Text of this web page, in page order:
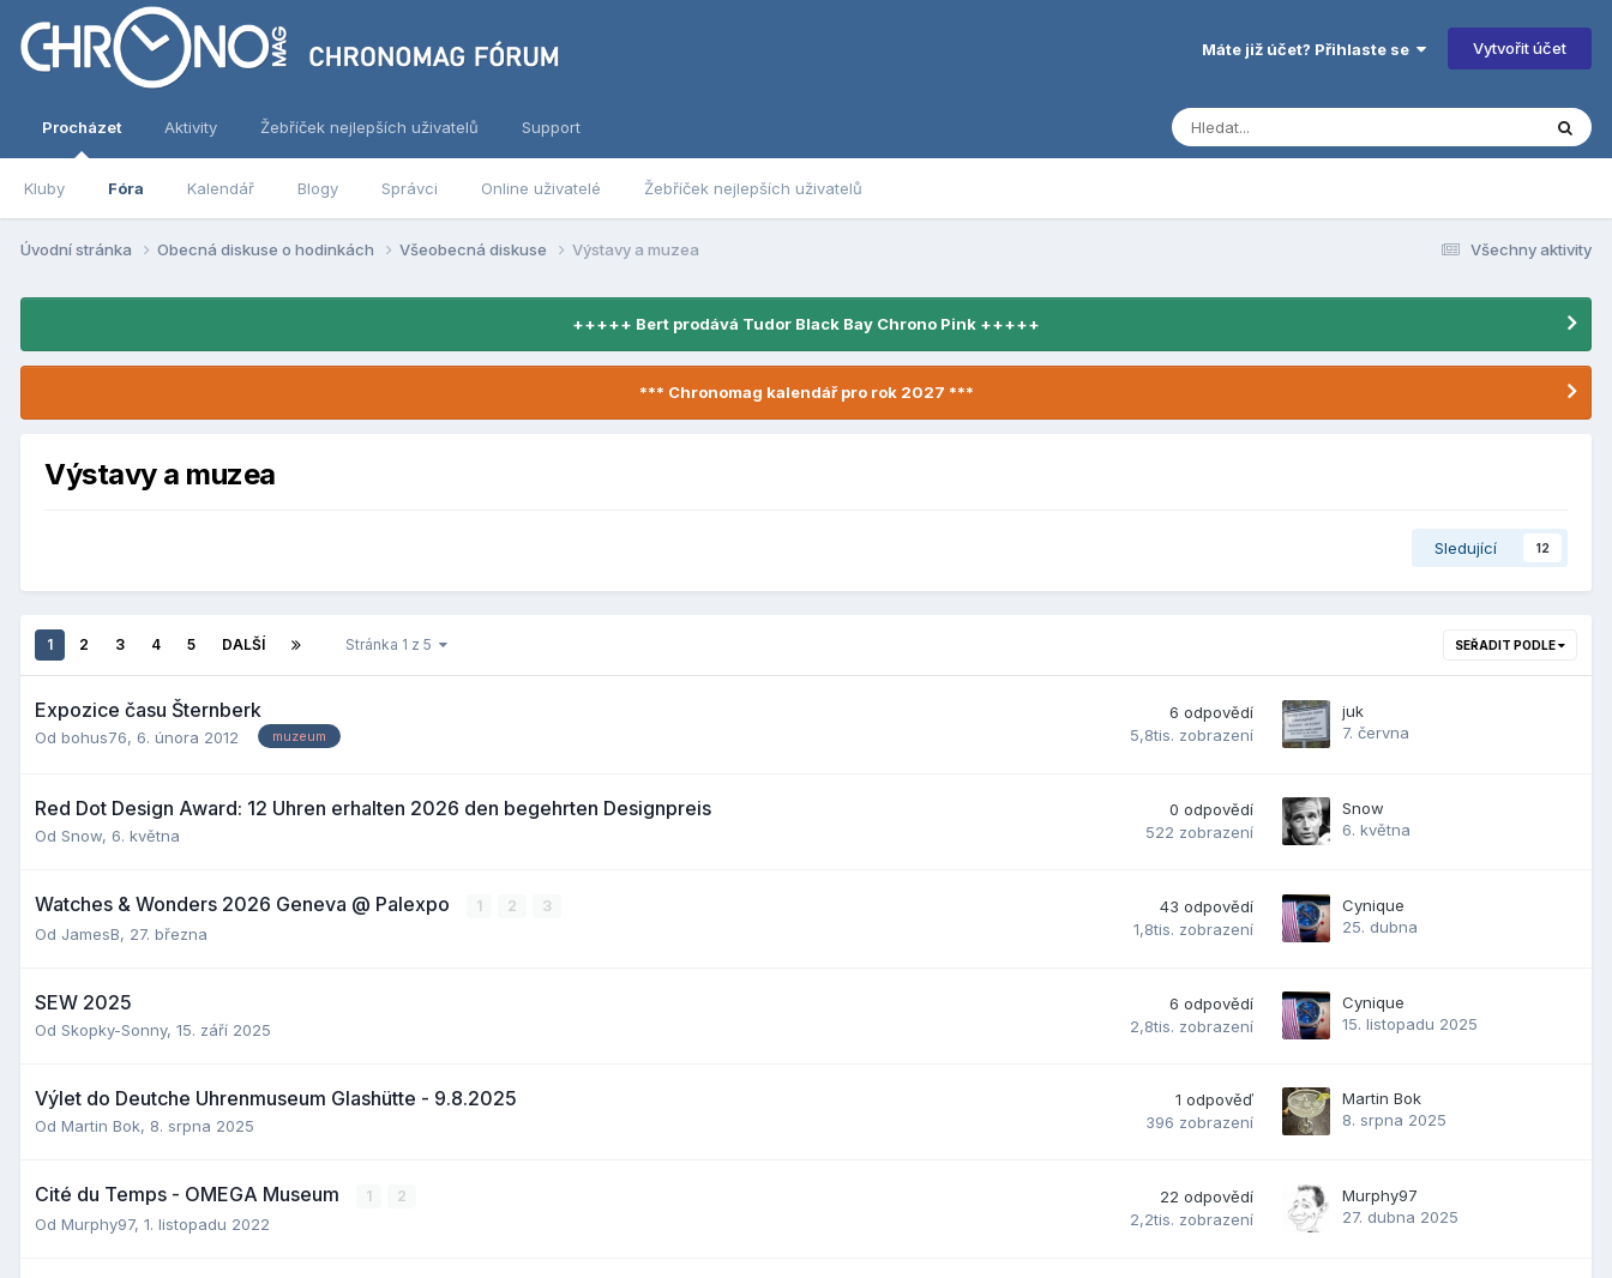
Máte již účet? Přihlaste se Vytvořit účet
Procházet
Kluby Fóra Kalendář Blogy Správci Online uživatelé Žebříček nejlepších uživatelů
Aktivity Žebříček nejlepších uživatelů Support
Všechny aktivity
Úvodní stránka Obecná diskuse o hodinkách Všeobecná diskuse Výstavy a muzea
+++++ Bert prodává Tudor Black Bay Chrono Pink +++++
*** Chronomag kalendář pro rok 2027 ***
Výstavy a muzea
Sledující 12
SEŘADIT PODLE
1 2 3 4 5 DALŠÍ Stránka 1 z 5
Expozice času Šternberk
Od bohus76, 6. února 2012 muzeum
6 odpovědí
5,8tis. zobrazení
juk
7. června
Red Dot Design Award: 12 Uhren erhalten 2026 den begehrten Designpreis
Od Snow, 6. května
0 odpovědí
522 zobrazení
Snow
6. května
Watches & Wonders 2026 Geneva @ Palexpo 1 2 3
Od JamesB, 27. března
43 odpovědí
1,8tis. zobrazení
Cynique
25. dubna
SEW 2025
Od Skopky-Sonny, 15. září 2025
6 odpovědí
2,8tis. zobrazení
Cynique
15. listopadu 2025
Výlet do Deutche Uhrenmuseum Glashütte - 9.8.2025
Od Martin Bok, 8. srpna 2025
1 odpověď
396 zobrazení
Martin Bok
8. srpna 2025
Cité du Temps - OMEGA Museum 1 2
Od Murphy97, 1. listopadu 2022
22 odpovědí
2,2tis. zobrazení
Murphy97
27. dubna 2025